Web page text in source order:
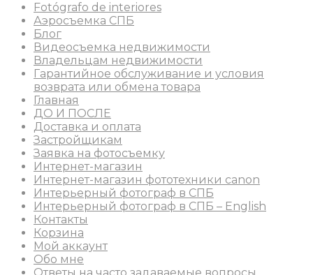
Fotógrafo de interiores
Аэросъемка СПБ
Блог
Видеосъемка недвижимости
Владельцам недвижимости
Гарантийное обслуживание и условия
возврата или обмена товара
Главная
ДО И ПОСЛЕ
Доставка и оплата
Застройщикам
Заявка на фотосъемку
Интернет-магазин
Интернет-магазин фототехники canon
Интерьерный фотограф в СПБ
Интерьерный фотограф в СПБ – English
Контакты
Корзина
Мой аккаунт
Обо мне